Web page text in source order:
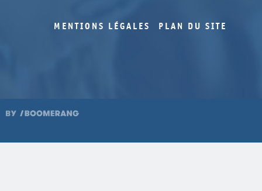
MENTIONS LÉGALES PLAN DU SITE